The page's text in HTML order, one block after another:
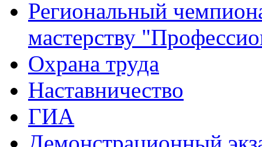
Региональный
мастерству
Охрана труда
Наставничество
ГИА